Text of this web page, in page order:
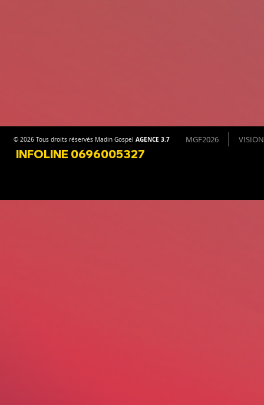
INFOLINE 0696005327
© 2026 Tous droits réservés Madin Gospel AGENCE 3.7 MGF2026 VISION